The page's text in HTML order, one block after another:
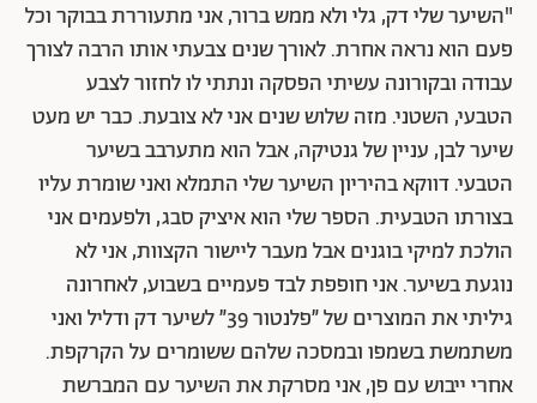
"השיער שלי דק, גלי ולא ממש ברור, אני מתעוררת בבוקר וכל
פעם הוא נראה אחרת. לאורך שנים צבעתי אותו הרבה לצורך
עבודה ובקורונה עשיתי הפסקה ונתתי לו לחזור לצבע
הטבעי, השטני. מזה שלוש שנים אני לא צובעת. כבר יש מעט
שיער לבן, עניין של גנטיקה, אבל הוא מתערבב בשיער
הטבעי. דווקא בהיריון השיער שלי התמלא ואני שומרת עליו
בצורתו הטבעית. הספר שלי הוא איציק סבג, ולפעמים אני
הולכת למיקי בוגנים אבל מעבר ליישור הקצוות, אני לא
נוגעת בשיער. אני חופפת לבד פעמיים בשבוע, לאחרונה
גיליתי את המוצרים של ״פלנטור 39״ לשיער דק ודליל ואני
משתמשת בשמפו ובמסכה שלהם ששומרים על הקרקפת.
אחרי ייבוש עם פן, אני מסרקת את השיער עם המברשת